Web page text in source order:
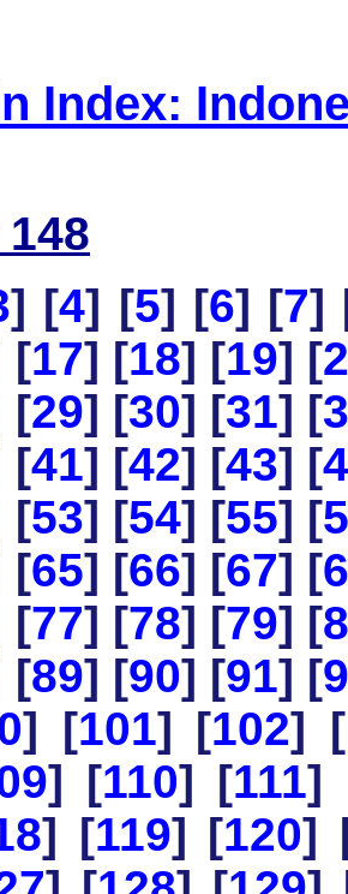
Index:
] [4] [5] [6] [7]
[17] [18] [19] [
[29] [30] [31] [
[41] [42] [43] [
[53] [54] [55] [
[65] [66] [67] [
[77] [78] [79] [
[89] [90] [91] [
] [101] [102] [
] [110] [111]
] [119] [120]